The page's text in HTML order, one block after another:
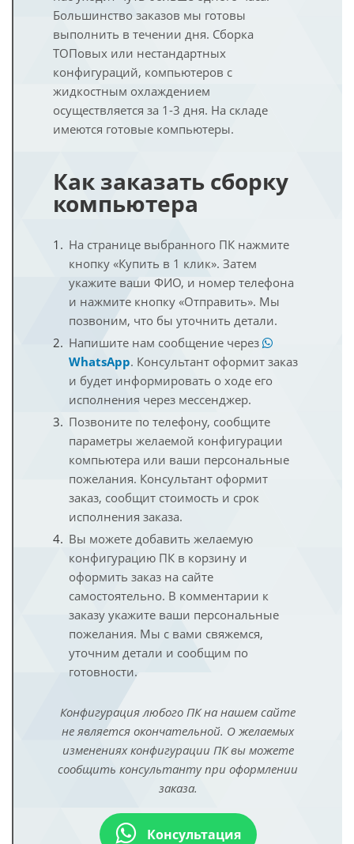
Большинство заказов мы готовы
выполнить в течении дня. Сборка
ТОПовых или нестандартных
конфигураций, компьютеров с
жидкостным охлаждением
осуществляется за 1-3 дня. На складе
имеются готовые компьютеры.
Как заказать сборку
компьютера
На странице выбранного ПК нажмите
кнопку «Купить в 1 клик». Затем
укажите ваши ФИО, и номер телефона
и нажмите кнопку «Отправить». Мы
позвоним, что бы уточнить детали.
Напишите нам сообщение через
WhatsApp. Консультант оформит заказ
и будет информировать о ходе его
исполнения через мессенджер.
Позвоните по телефону, сообщите
параметры желаемой конфигурации
компьютера или ваши персональные
пожелания. Консультант оформит
заказ, сообщит стоимость и срок
исполнения заказа.
Вы можете добавить желаемую
конфигурацию ПК в корзину и
оформить заказ на сайте
самостоятельно. В комментарии к
заказу укажите ваши персональные
пожелания. Мы с вами свяжемся,
уточним детали и сообщим по
готовности.
Конфигурация любого ПК на нашем сайте
не является окончательной. О желаемых
изменениях конфигурации ПК вы можете
сообщить консультанту при оформлении
заказа.
Консультация